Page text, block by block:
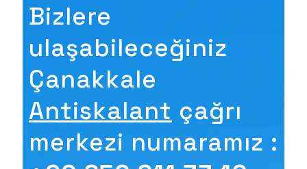
Bizlere
ulaşabileceğiniz
Çanakkale
Antiskalant çağrı
merkezi numaramız :